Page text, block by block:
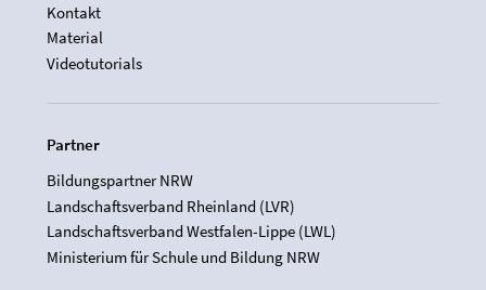
Kontakt
Material
Videotutorials
Partner
Bildungspartner NRW
Landschaftsverband Rheinland (LVR)
Landschaftsverband Westfalen-Lippe (LWL)
Ministerium für Schule und Bildung NRW